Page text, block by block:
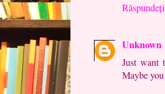
Răspundeți
Unknown
Just want
Maybe